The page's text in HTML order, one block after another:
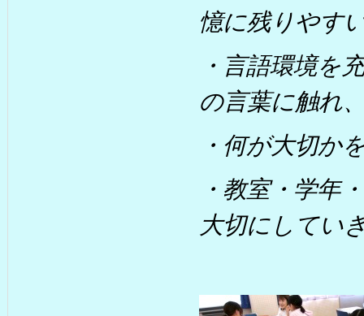
憶に残りやす
・言語環境を
の言葉に触れ
・何が大切か
・教室・学年
大切にしてい